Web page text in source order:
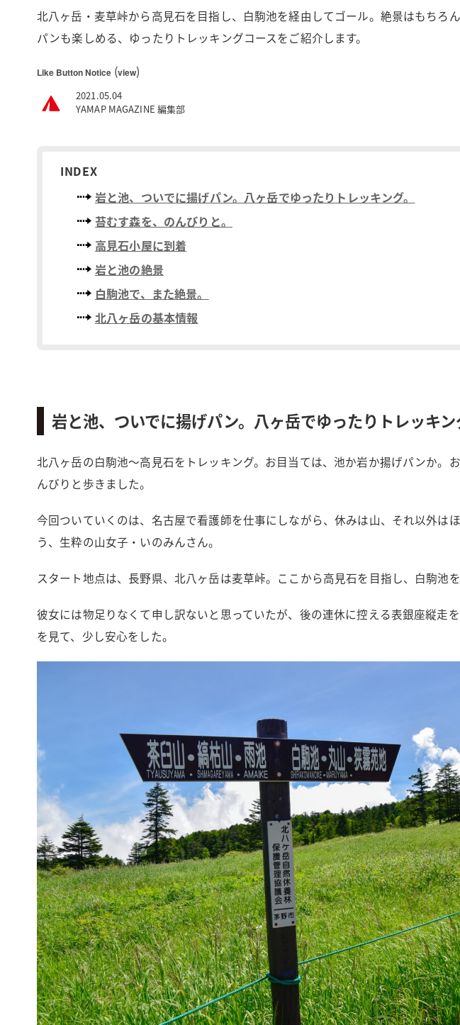
北八ヶ岳・麦草峠から高見石を目指し、白駒池を経由してゴール。絶景はもちろ
パンも楽しめる、ゆったりトレッキングコースをご紹介します。
Like Button Notice (view)
2021.05.04
YAMAP MAGAZINE 編集部
INDEX
岩と池、ついでに揚げパン。八ヶ岳でゆったりトレッキング。
苔むす森を、のんびりと。
高見石小屋に到着
岩と池の絶景
白駒池で、また絶景。
北八ヶ岳の基本情報
岩と池、ついでに揚げパン。八ヶ岳でゆったりトレッキン
北八ヶ岳の白駒池〜高見石をトレッキング。お目当ては、池か岩か揚げパンか。
んびりと歩きました。
今回ついていくのは、名古屋で看護師を仕事にしながら、休みは山、それ以外は
う、生粋の山女子・いのみんさん。
スタート地点は、長野県、北八ヶ岳は麦草峠。ここから高見石を目指し、白駒池
彼女には物足りなくて申し訳ないと思っていたが、後の連休に控える表銀座縦走
を見て、少し安心をした。